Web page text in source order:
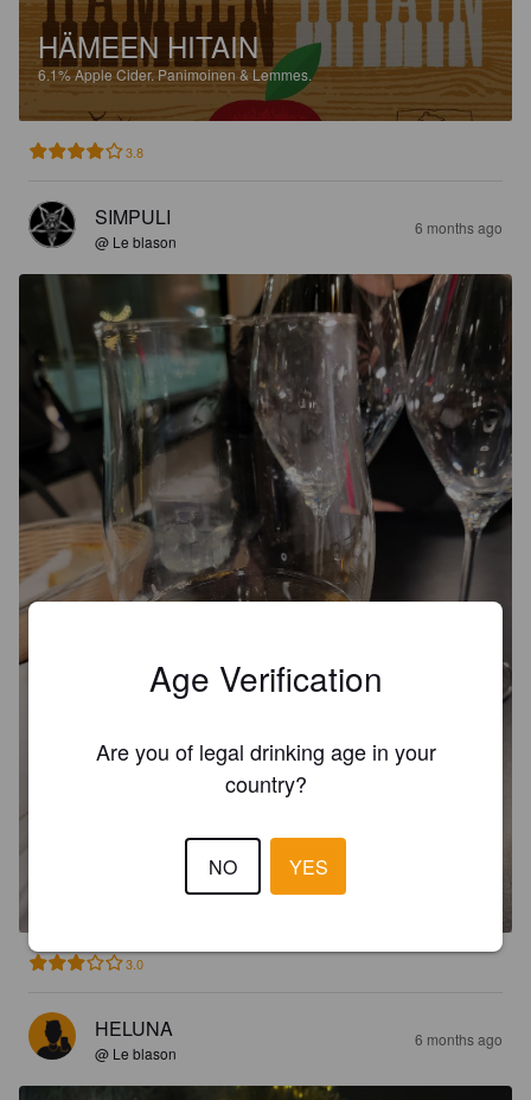
HÄMEEN HITAIN
6.1%Apple Cider.Panimoinen & Lemmes.
3.8
SIMPULI
@ Le blason
6 months ago
HÄMEEN HITAIN
Panimoinen & Lemmes.
3.0
HELUNA
@ Le blason
6 months ago
Age Verification
Are you of legal drinking age in your
country?
NO YES